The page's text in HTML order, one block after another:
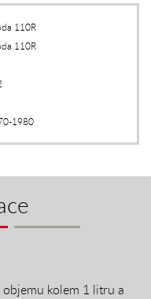
110R
110R
1980
kolem 1 litru a